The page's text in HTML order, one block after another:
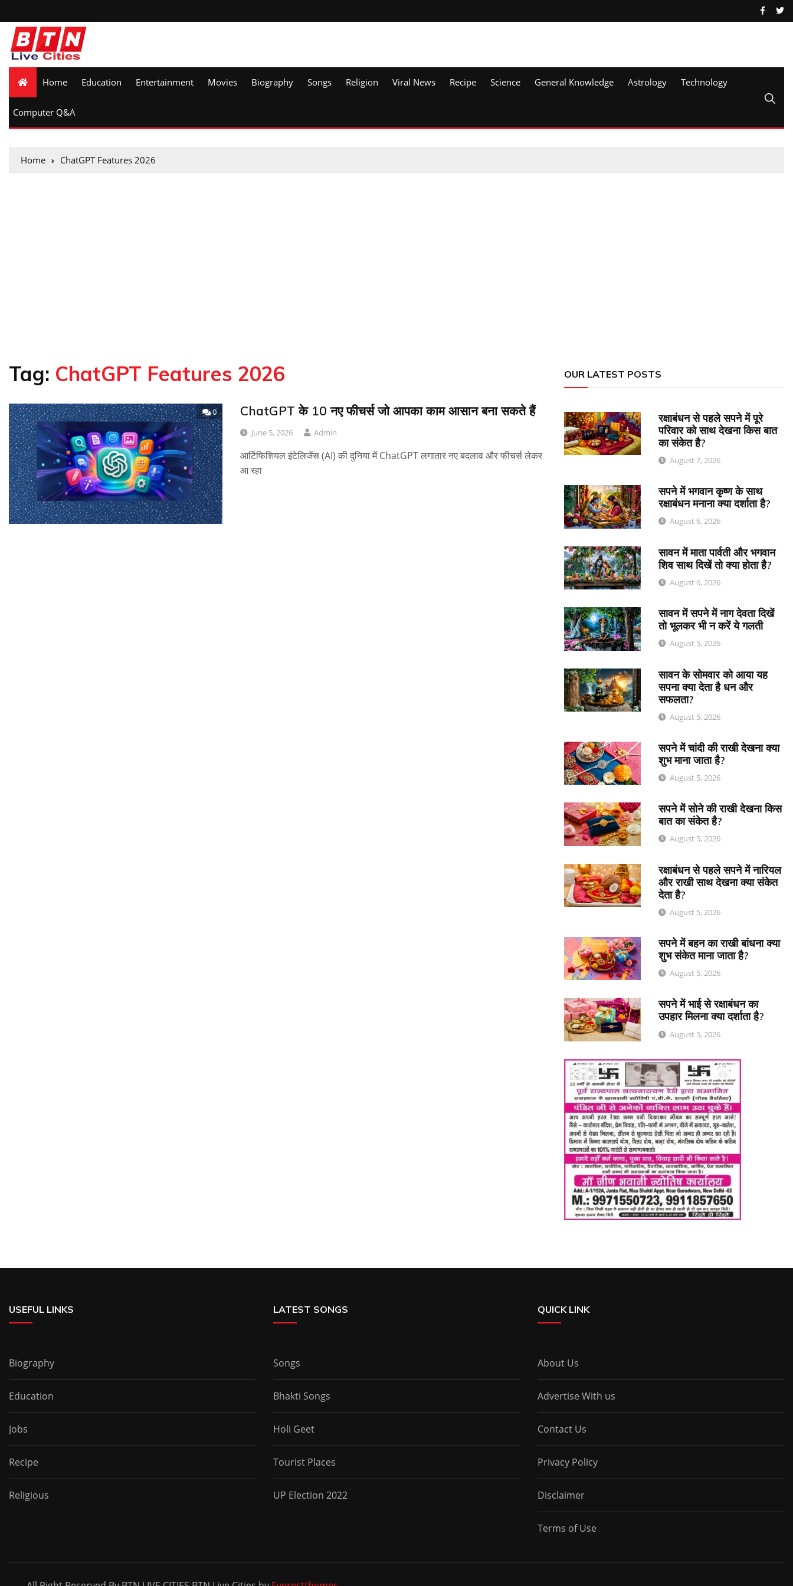
Home Education Entertainment Movies Biography Songs Religion Viral News Recipe Science General Knowledge Astrology Technology
Computer Q&A
Home ChatGPT Features 2026
Tag: ChatGPT Features 2026
0 ChatGPT के 10 नए फीचर्स जो आपका काम आसान बना सकते हैं
June 5, 2026 Admin
आर्टिफिशियल इंटेलिजेंस (AI) की दुनिया में ChatGPT लगातार नए बदलाव और फीचर्स लेकर
आ रहा
OUR LATEST POSTS
रक्षाबंधन से पहले सपने में पूरे
परिवार को साथ देखना किस बात
का संकेत है?
August 7, 2026
सपने में भगवान कृष्ण के साथ
रक्षाबंधन मनाना क्या दर्शाता है?
August 6, 2026
सावन में माता पार्वती और भगवान
शिव साथ दिखें तो क्या होता है?
August 6, 2026
सावन में सपने में नाग देवता दिखें
तो भूलकर भी न करें ये गलती
August 5, 2026
सावन के सोमवार को आया यह
सपना क्या देता है धन और
सफलता?
August 5, 2026
सपने में चांदी की राखी देखना क्या
शुभ माना जाता है?
August 5, 2026
सपने में सोने की राखी देखना किस
बात का संकेत है?
August 5, 2026
रक्षाबंधन से पहले सपने में नारियल
और राखी साथ देखना क्या संकेत
देता है?
August 5, 2026
सपने में बहन का राखी बांधना क्या
शुभ संकेत माना जाता है?
August 5, 2026
सपने में भाई से रक्षाबंधन का
उपहार मिलना क्या दर्शाता है?
August 5, 2026
USEFUL LINKS
Biography
Education
Jobs
Recipe
Religious
LATEST SONGS
Songs
Bhakti Songs
Holi Geet
Tourist Places
UP Election 2022
QUICK LINK
About Us
Advertise With us
Contact Us
Privacy Policy
Disclaimer
Terms of Use